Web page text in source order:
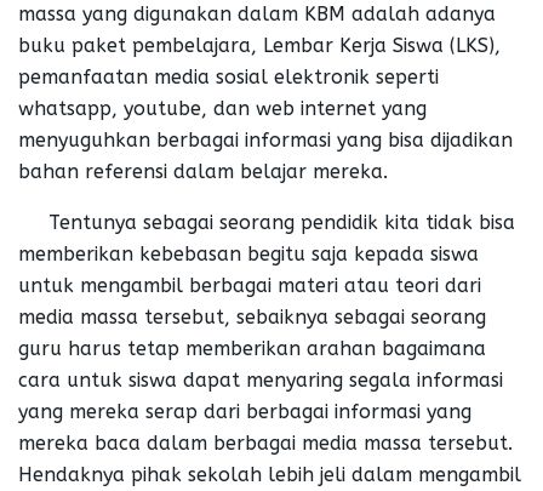
massa yang digunakan dalam KBM adalah adanya
buku paket pembelajara, Lembar Kerja Siswa (LKS),
pemanfaatan media sosial elektronik seperti
whatsapp, youtube, dan web internet yang
menyuguhkan berbagai informasi yang bisa dijadikan
bahan referensi dalam belajar mereka.
Tentunya sebagai seorang pendidik kita tidak bisa
memberikan kebebasan begitu saja kepada siswa
untuk mengambil berbagai materi atau teori dari
media massa tersebut, sebaiknya sebagai seorang
guru harus tetap memberikan arahan bagaimana
cara untuk siswa dapat menyaring segala informasi
yang mereka serap dari berbagai informasi yang
mereka baca dalam berbagai media massa tersebut.
Hendaknya pihak sekolah lebih jeli dalam mengambil